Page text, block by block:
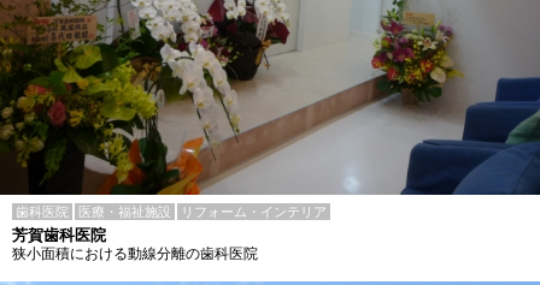
歯科医院 医療・福祉施設 リフォーム・インテリア
芳賀歯科医院
狭小面積における動線分離の歯科医院